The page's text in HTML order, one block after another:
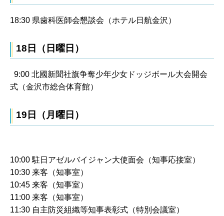
18:30 県歯科医師会懇談会（ホテル日航金沢）
18日（日曜日）
9:00 北國新聞社旗争奪少年少女ドッジボール大会開会
式（金沢市総合体育館）
19日（月曜日）
10:00 駐日アゼルバイジャン大使面会（知事応接室）
10:30 来客（知事室）
10:45 来客（知事室）
11:00 来客（知事室）
11:30 自主防災組織等知事表彰式（特別会議室）